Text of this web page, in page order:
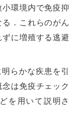
環境内で免疫抑
．これらのがん
に増殖する逃避
らかな疾患を引
は免疫チェック
を用いて説明さ